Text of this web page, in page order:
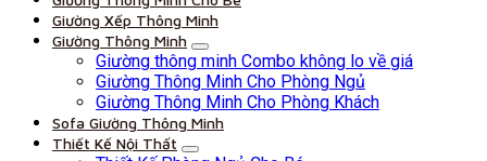
Giường Xếp Thông Minh
Giường Thông Minh
Giường thông minh Combo không lo về giá
Giường Thông Minh Cho Phòng Ngủ
Giường Thông Minh Cho Phòng Khách
Sofa Giường Thông Minh
Thiết Kế Nội Thất